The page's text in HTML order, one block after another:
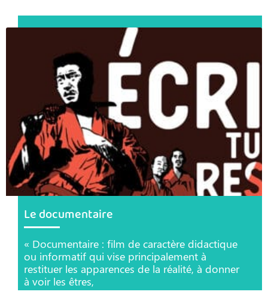
Le documentaire
« Documentaire : film de caractère didactique
ou informatif qui vise principalement à
restituer les apparences de la réalité, à donner
à voir les êtres,